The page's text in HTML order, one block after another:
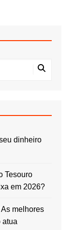
dinheiro
Tesouro
em 2026?
melhores
atua